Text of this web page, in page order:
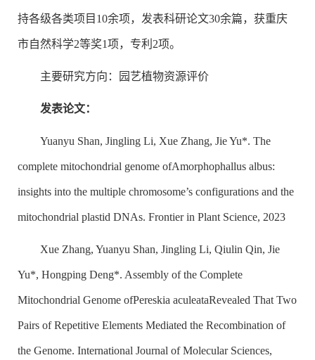
持各级各类项目10余项，发表科研论文30余篇，获重庆
市自然科学2等奖1项，专利2项。
主要研究方向：园艺植物资源评价
发表论文：
Yuanyu Shan, Jingling Li, Xue Zhang, Jie Yu*. The
complete mitochondrial genome ofAmorphophallus albus:
insights into the multiple chromosome’s configurations and the
mitochondrial plastid DNAs. Frontier in Plant Science, 2023
Xue Zhang, Yuanyu Shan, Jingling Li, Qiulin Qin, Jie
Yu*, Hongping Deng*. Assembly of the Complete
Mitochondrial Genome ofPereskia aculeataRevealed That Two
Pairs of Repetitive Elements Mediated the Recombination of
the Genome. International Journal of Molecular Sciences,